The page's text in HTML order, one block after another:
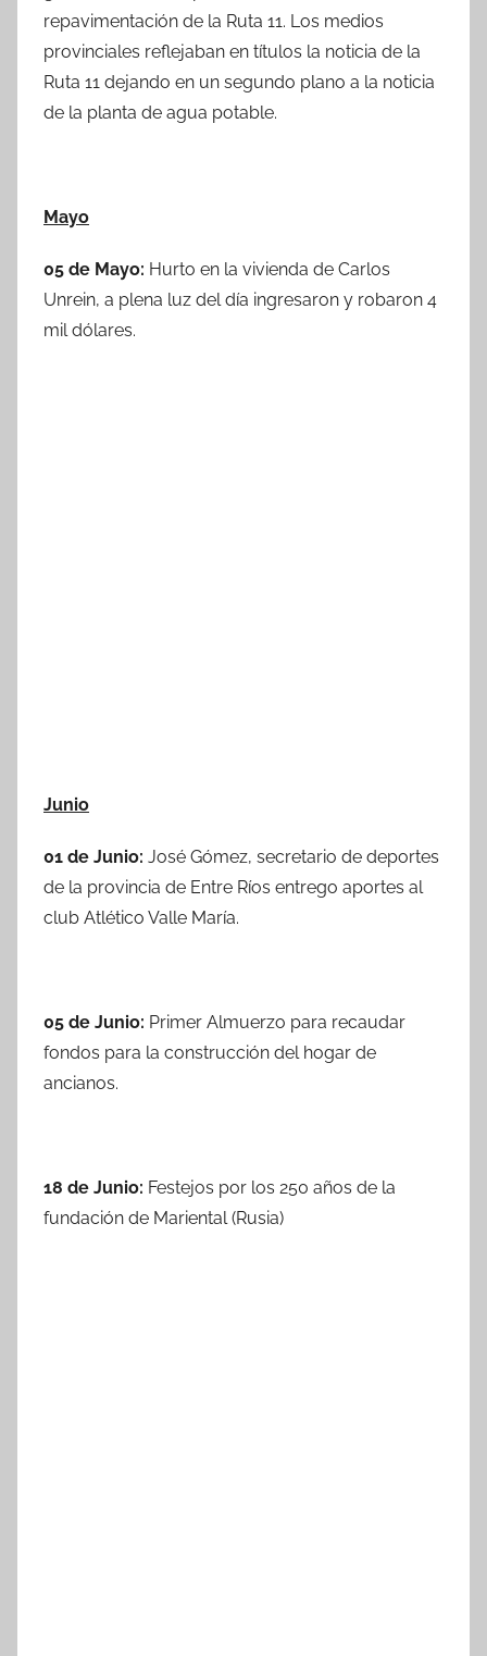
repavimentación de la Ruta 11. Los medios
provinciales reflejaban en títulos la noticia de la
Ruta 11 dejando en un segundo plano a la noticia
de la planta de agua potable.
Mayo
05 de Mayo: Hurto en la vivienda de Carlos
Unrein, a plena luz del día ingresaron y robaron 4
mil dólares.
Junio
01 de Junio: José Gómez, secretario de deportes
de la provincia de Entre Ríos entrego aportes al
club Atlético Valle María.
05 de Junio: Primer Almuerzo para recaudar
fondos para la construcción del hogar de
ancianos.
18 de Junio: Festejos por los 250 años de la
fundación de Mariental (Rusia)